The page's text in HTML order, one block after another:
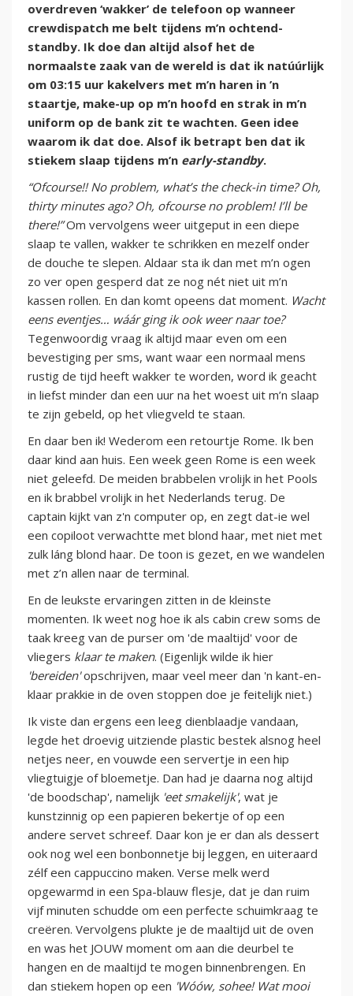
overdreven ‘wakker’ de telefoon op wanneer
crewdispatch me belt tijdens m’n ochtend-
standby. Ik doe dan altijd alsof het de
normaalste zaak van de wereld is dat ik natúúrlijk
om 03:15 uur kakelvers met m’n haren in ’n
staartje, make-up op m’n hoofd en strak in m’n
uniform op de bank zit te wachten. Geen idee
waarom ik dat doe. Alsof ik betrapt ben dat ik
stiekem slaap tijdens m’n early-standby.
“Ofcourse!! No problem, what’s the check-in time? Oh,
thirty minutes ago? Oh, ofcourse no problem! I’ll be
there!”Om vervolgens weer uitgeput in een diepe
slaap te vallen, wakker te schrikken en mezelf onder
de douche te slepen. Aldaar sta ik dan met m’n ogen
zo ver open gesperd dat ze nog nét niet uit m’n
kassen rollen. En dan komt opeens dat moment. Wacht
eens eventjes… wáár ging ik ook weer naar toe?
Tegenwoordig vraag ik altijd maar even om een
bevestiging per sms, want waar een normaal mens
rustig de tijd heeft wakker te worden, word ik geacht
in liefst minder dan een uur na het woest uit m’n slaap
te zijn gebeld, op het vliegveld te staan.
En daar ben ik! Wederom een retourtje Rome. Ik ben
daar kind aan huis. Een week geen Rome is een week
niet geleefd. De meiden brabbelen vrolijk in het Pools
en ik brabbel vrolijk in het Nederlands terug. De
captain kijkt van z'n computer op, en zegt dat-ie wel
een copiloot verwachtte met blond haar, met niet met
zulk láng blond haar. De toon is gezet, en we wandelen
met z’n allen naar de terminal.
En de leukste ervaringen zitten in de kleinste
momenten. Ik weet nog hoe ik als cabin crew soms de
taak kreeg van de purser om 'de maaltijd' voor de
vliegers klaar te maken. (Eigenlijk wilde ik hier
'bereiden'opschrijven, maar veel meer dan 'n kant-en-
klaar prakkie in de oven stoppen doe je feitelijk niet.)
Ik viste dan ergens een leeg dienblaadje vandaan,
legde het droevig uitziende plastic bestek alsnog heel
netjes neer, en vouwde een servertje in een hip
vliegtuigje of bloemetje. Dan had je daarna nog altijd
'de boodschap', namelijk 'eet smakelijk', wat je
kunstzinnig op een papieren bekertje of op een
andere servet schreef. Daar kon je er dan als dessert
ook nog wel een bonbonnetje bij leggen, en uiteraard
zélf een cappuccino maken. Verse melk werd
opgewarmd in een Spa-blauw flesje, dat je dan ruim
vijf minuten schudde om een perfecte schuimkraag te
creëren. Vervolgens plukte je de maaltijd uit de oven
en was het JOUW moment om aan die deurbel te
hangen en de maaltijd te mogen binnenbrengen. En
dan stiekem hopen op een 'Wóów, sohee! Wat mooi